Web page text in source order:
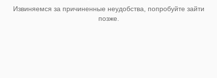
Извиняемся за причиненные неудобства, попробуйте зайти
позже.